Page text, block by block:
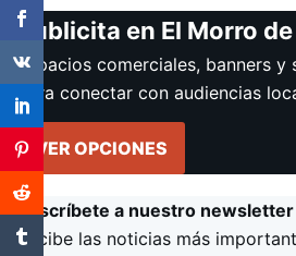
Publicita en El Morro
Espacios comerciales, banners y
para conectar con audiencias
VER OPCIONES
Suscríbete a nuestro newsletter
Recibe las noticias más